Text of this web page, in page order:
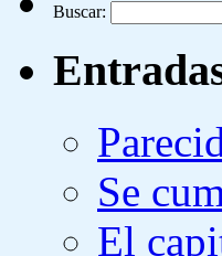
Buscar:
Se
El